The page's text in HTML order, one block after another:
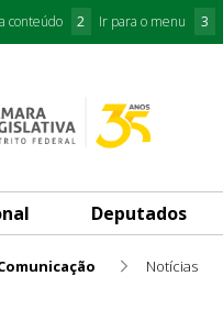
conteúdo 2 Ir para o menu 3
Deputados
Notícias